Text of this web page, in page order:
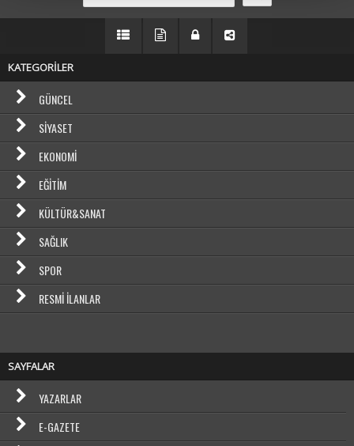
KATEGORİLER
GÜNCEL
SIYASET
EKONOMI
EĞITIM
KÜLTÜR&SANAT
SAĞLIK
SPOR
RESMI İLANLAR
SAYFALAR
YAZARLAR
E-GAZETE